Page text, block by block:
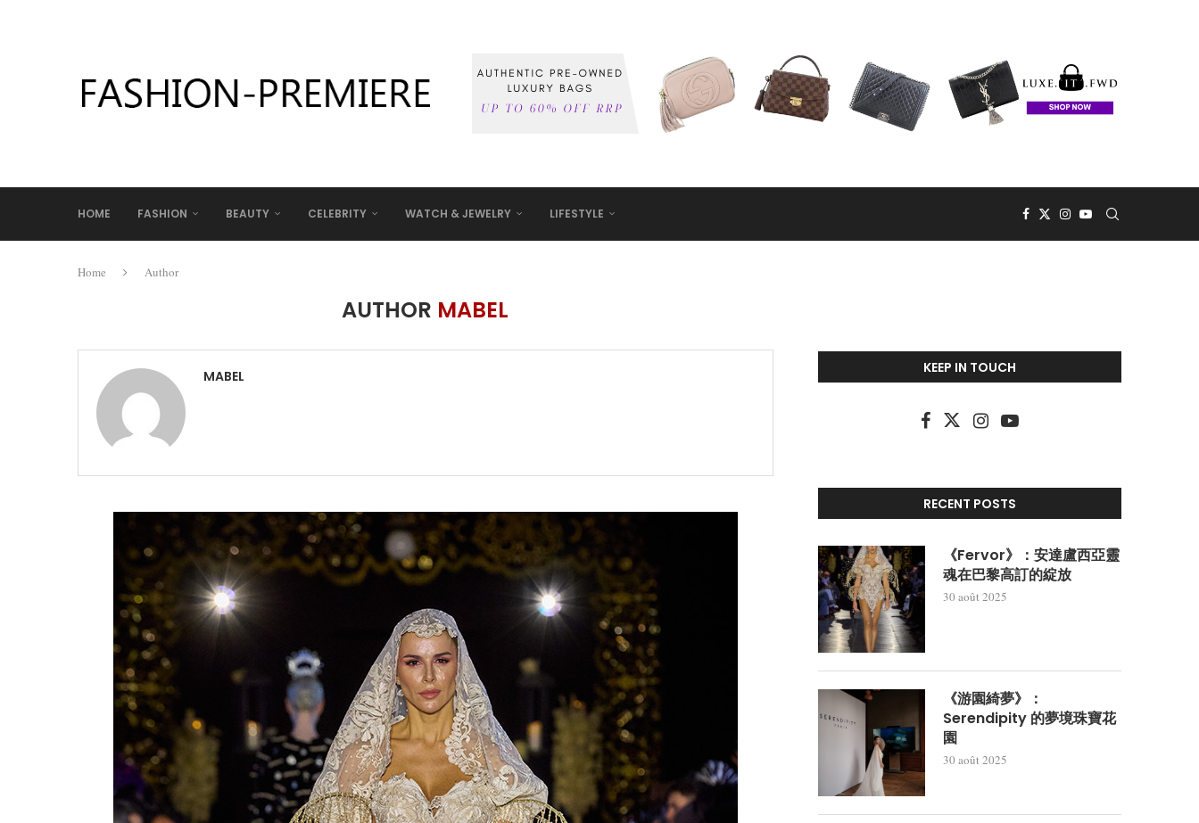
HOME FASHION BEAUTY CELEBRITY WATCH & JEWELRY LIFESTYLE
Home Author
AUTHOR MABEL
MABEL KEEP IN TOUCH
RECENT POSTS
《Fervor》：安達盧西亞靈
魂在巴黎高訂的綻放
30 août 2025
《游園綺夢》：
Serendipity 的夢境珠寶花
園
30 août 2025